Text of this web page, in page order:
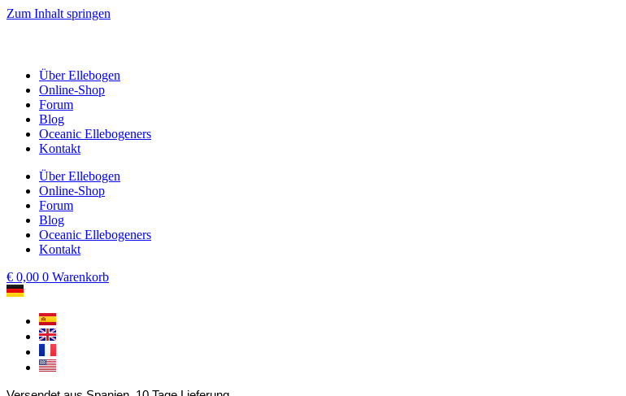
Zum Inhalt springen
Über Ellebogen
Online-Shop
Forum
Blog
Oceanic Ellebogeners
Kontakt
Über Ellebogen
Online-Shop
Forum
Blog
Oceanic Ellebogeners
Kontakt
€ 0,00 0 Warenkorb